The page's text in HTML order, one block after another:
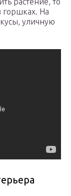
горшках. На
уличную